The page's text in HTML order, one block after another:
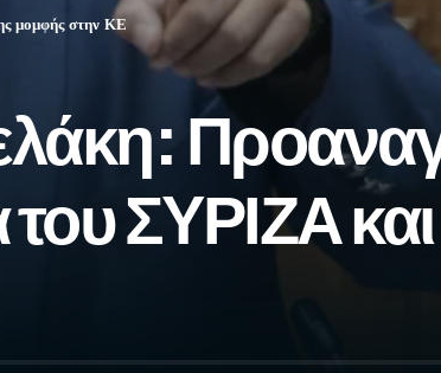
μομφής στην ΚΕ
ΣΥΡΙΖΑ και